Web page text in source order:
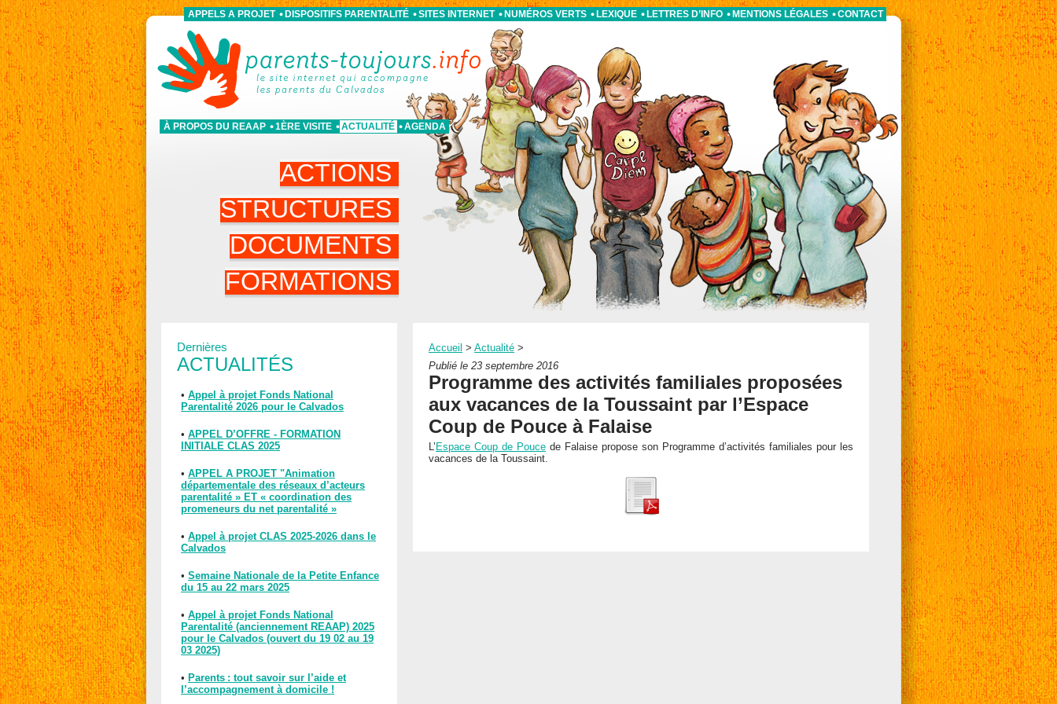
À PROPOS DU REAAP 1ÈRE VISITE ACTUALITÉ AGENDA
APPELS A PROJET DISPOSITIFS PARENTALITÉ SITES INTERNET NUMÉROS VERTS LEXIQUE LETTRES D’INFO MENTIONS LÉGALES CONTACT
ACTIONS
STRUCTURES
DOCUMENTS
FORMATIONS
Dernières
ACTUALITÉS
• Appel à projet Fonds National
Parentalité 2026 pour le Calvados
• APPEL D’OFFRE - FORMATION
INITIALE CLAS 2025
• APPEL A PROJET "Animation
départementale des réseaux d’acteurs
parentalité » ET « coordination des
promeneurs du net parentalité »
• Appel à projet CLAS 2025-2026 dans le
Calvados
• Semaine Nationale de la Petite Enfance
du 15 au 22 mars 2025
• Appel à projet Fonds National
Parentalité (anciennement REAAP) 2025
pour le Calvados (ouvert du 19 02 au 19
03 2025)
• Parents : tout savoir sur l’aide et
l’accompagnement à domicile !
Accueil > Actualité >
Publié le 23 septembre 2016
Programme des activités familiales proposées
aux vacances de la Toussaint par l’Espace
Coup de Pouce à Falaise
L’Espace Coup de Pouce de Falaise propose son Programme d’activités familiales pour les
vacances de la Toussaint.